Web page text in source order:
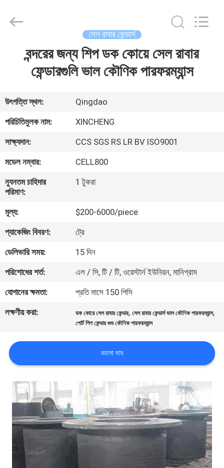
VR
প্রদর্শন
আমাদের
সম্পর্কে
কারখানা
ভ্রমণ
মান
নিয়ন্ত্রণ
যোগাযোগ
খবর
মামলা
সাইট
ম্যাপ
Products
সেল রাবার ফেন্ডার্স
বন্দরের জন্য শিপ ডক কোয়ে সেল রাবার
ফেন্ডারগুলি ভাল কৌণিক পারফরম্যান্স
উৎপত্তি স্থল:
Qingdao
পরিচিতিমুলক নাম:
XINCHENG
সাক্ষ্যদান:
CCS SGS RS LR BV ISO9001
মডেল নম্বার:
CELL800
ন্যূনতম চাহিদার
পরিমাণ:
1 টুকরা
মূল্য:
$200-6000/piece
প্যাকেজিং বিবরণ:
ট্রে
ডেলিভারি সময়:
15 দিন
পরিশোধের শর্ত:
এল / সি, টি / টি, ওয়েস্টার্ন ইউনিয়ন, মানিগ্রাম
যোগানের ক্ষমতা:
প্রতি মাসে 150 পিসি
লক্ষণীয় করা:
ডক কোয়ে সেল রাবার ফেন্ডার,সেল রাবার ফেন্ডার্স ভাল কৌণিক পারফরম্যান্স,
পোর্ট শিপ ফেন্ডার গুড কৌণিক পারফরম্যান্স
ভালো দাম